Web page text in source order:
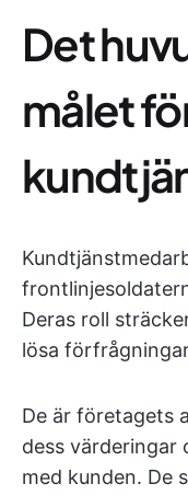
Det
målet
Deras roll
lösa
De är företagets
dess värderingar
med kunden. De